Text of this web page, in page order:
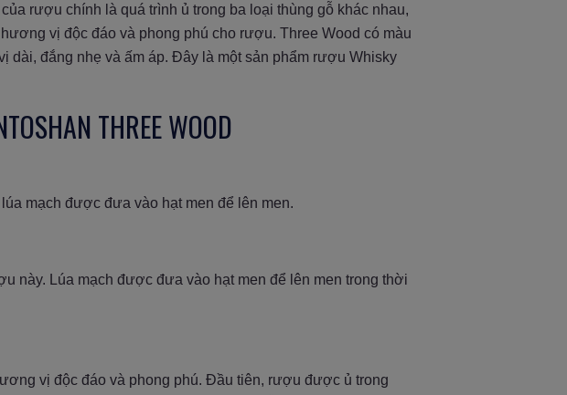
rượu chính là quá trình ủ trong ba loại thùng gỗ khác nhau,
vị độc đáo và phong phú cho rượu. Three Wood có màu
dài, đắng nhẹ và ấm áp. Đây là một sản phẩm rượu Whisky
THREE WOOD
mạch được đưa vào hạt men để lên men.
này. Lúa mạch được đưa vào hạt men để lên men trong thời
vị độc đáo và phong phú. Đầu tiên, rượu được ủ trong